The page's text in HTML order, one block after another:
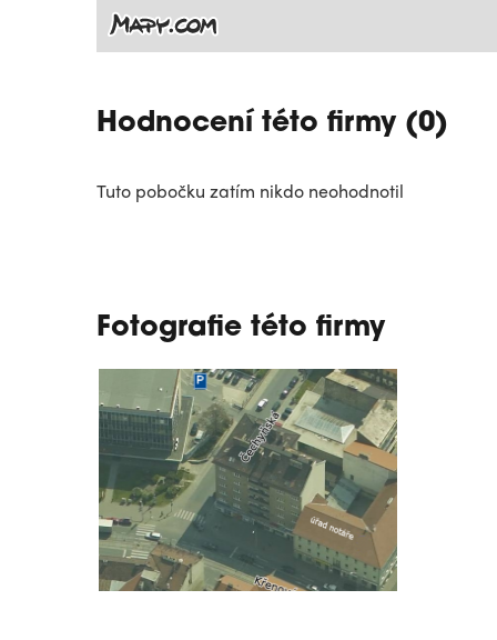
Hodnocení této firmy (0)
Tuto pobočku zatím nikdo neohodnotil
Fotografie této firmy